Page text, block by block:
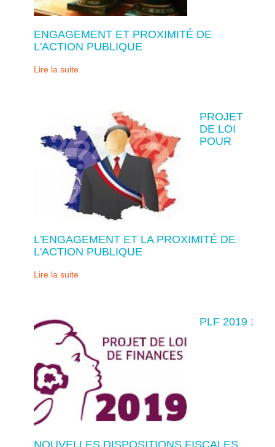
ENGAGEMENT ET PROXIMITÉ DE
L'ACTION PUBLIQUE
Lire la suite
PROJET
DE LOI
POUR
L'ENGAGEMENT ET LA PROXIMITÉ DE
L'ACTION PUBLIQUE
Lire la suite
PLF 2019 :
NOUVELLES DISPOSITIONS FISCALES